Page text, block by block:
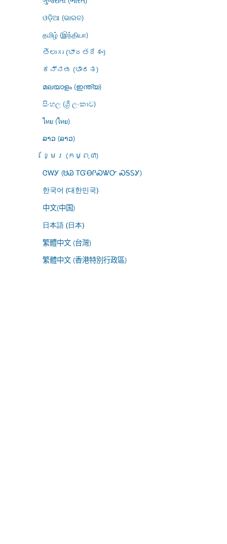
ଓଡ଼ିଆ (ଭାରତ)
தமிழ் (இந்தியா)
తెలుగు (భారతదేశం)
ಕನ್ನಡ (ಭಾರತ)
മലയാളം (ഇന്ത്യ)
සිංහල (ශ්‍රී ලංකාව)
ไทย (ไทย)
ລາວ (ລາວ)
ខ្មែរ (កម្ពុជា)
ᏣᎳᎩ (ᏌᏊ ᎢᏳᎾᎵᏍᏔᏅ ᏍᎦᏚᎩ)
한국어 (대한민국)
中文(中国)
日本語 (日本)
繁體中文 (台灣)
繁體中文 (香港特別行政區)